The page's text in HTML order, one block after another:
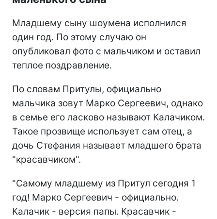
Младшему сыну шоумена исполнился
один год. По этому случаю он
опубликовал фото с мальчиком и оставил
теплое поздравление.
По словам Притулы, официально
мальчика зовут Марко Сергеевич, однако
в семье его ласково называют Калачиком.
Такое прозвище использует сам отец, а
дочь Стефания называет младшего брата
"красавчиком".
"Самому младшему из Притул сегодня 1
год! Марко Сергеевич - официально.
Калачик - версия папы. Красавчик -